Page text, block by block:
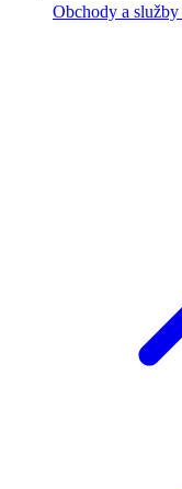
Obchody a služby